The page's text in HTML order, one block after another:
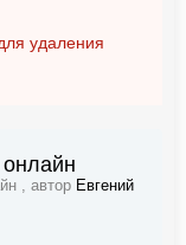
удаления
, автор Евгений